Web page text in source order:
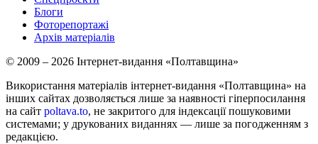
Блоги
Фоторепортажі
Архів матеріалів
© 2009 – 2026 Інтернет-видання «Полтавщина»
Використання матеріалів інтернет-видання «Полтавщина» на
інших сайтах дозволяється лише за наявності гіперпосилання
на сайт poltava.to, не закритого для індексації пошуковими
системами; у друкованих виданнях — лише за погодженням з
редакцією.